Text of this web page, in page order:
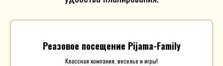
Реазовое посещение Pijama-Family
Классная компания, веселье и игры!